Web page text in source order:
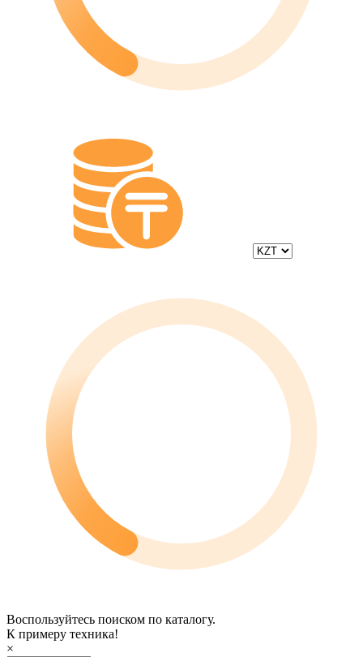
Воспользуйтесь поиском по каталогу.
К примеру техника!
×